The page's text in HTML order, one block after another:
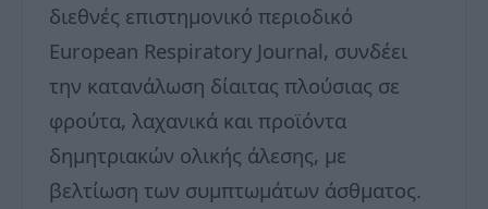
διεθνές επιστημονικό περιοδικό
European Respiratory Journal, συνδέει
την κατανάλωση δίαιτας πλούσιας σε
φρούτα, λαχανικά και προϊόντα
δημητριακών ολικής άλεσης, με
βελτίωση των συμπτωμάτων άσθματος.